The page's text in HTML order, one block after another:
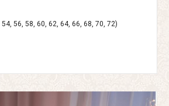
56, 58, 60, 62, 64, 66, 68, 70, 72)